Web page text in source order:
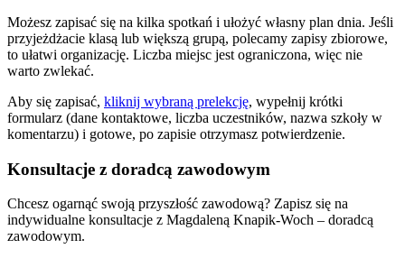
Możesz zapisać się na kilka spotkań i ułożyć własny plan dnia. Jeśli
przyjeżdżacie klasą lub większą grupą, polecamy zapisy zbiorowe,
to ułatwi organizację. Liczba miejsc jest ograniczona, więc nie
warto zwlekać.
Aby się zapisać, kliknij wybraną prelekcję, wypełnij krótki
formularz (dane kontaktowe, liczba uczestników, nazwa szkoły w
komentarzu) i gotowe, po zapisie otrzymasz potwierdzenie.
Konsultacje z doradcą zawodowym
Chcesz ogarnąć swoją przyszłość zawodową? Zapisz się na
indywidualne konsultacje z Magdaleną Knapik-Woch – doradcą
zawodowym.